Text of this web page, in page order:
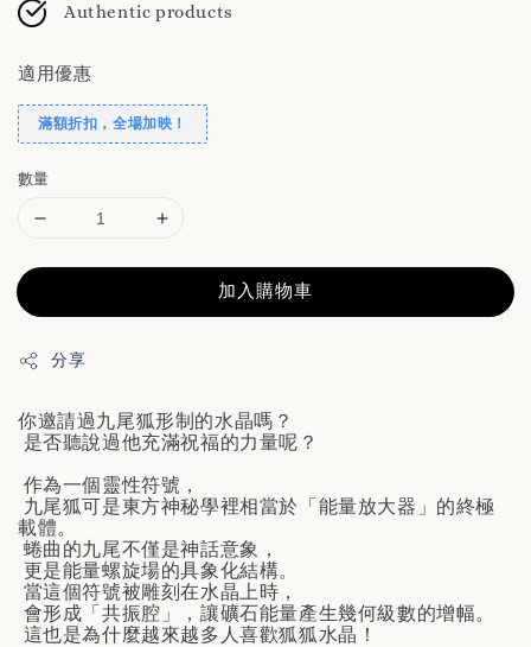
Authentic products
適用優惠
滿額折扣，全場加映！
數量
加入購物車
分享
你邀請過九尾狐形制的水晶嗎？
是否聽說過他充滿祝福的力量呢？
作為一個靈性符號，
九尾狐可是東方神秘學裡相當於「能量放大器」的終極
載體。
蜷曲的九尾不僅是神話意象，
更是能量螺旋場的具象化結構。
當這個符號被雕刻在水晶上時，
會形成「共振腔」，讓礦石能量產生幾何級數的增幅。
這也是為什麼越來越多人喜歡狐狐水晶！